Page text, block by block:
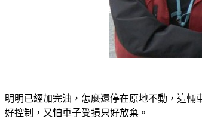
明明已經加完油，怎麼還停在原地不動，這
好控制，又怕車子受損只好放棄。